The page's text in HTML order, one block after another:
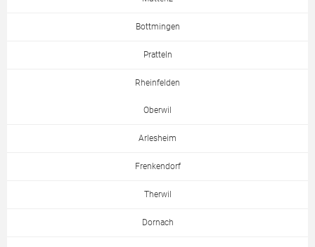
Bottmingen
Pratteln
Rheinfelden
Oberwil
Arlesheim
Frenkendorf
Therwil
Dornach